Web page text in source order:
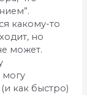
какому-то
но
может.
как быстро)